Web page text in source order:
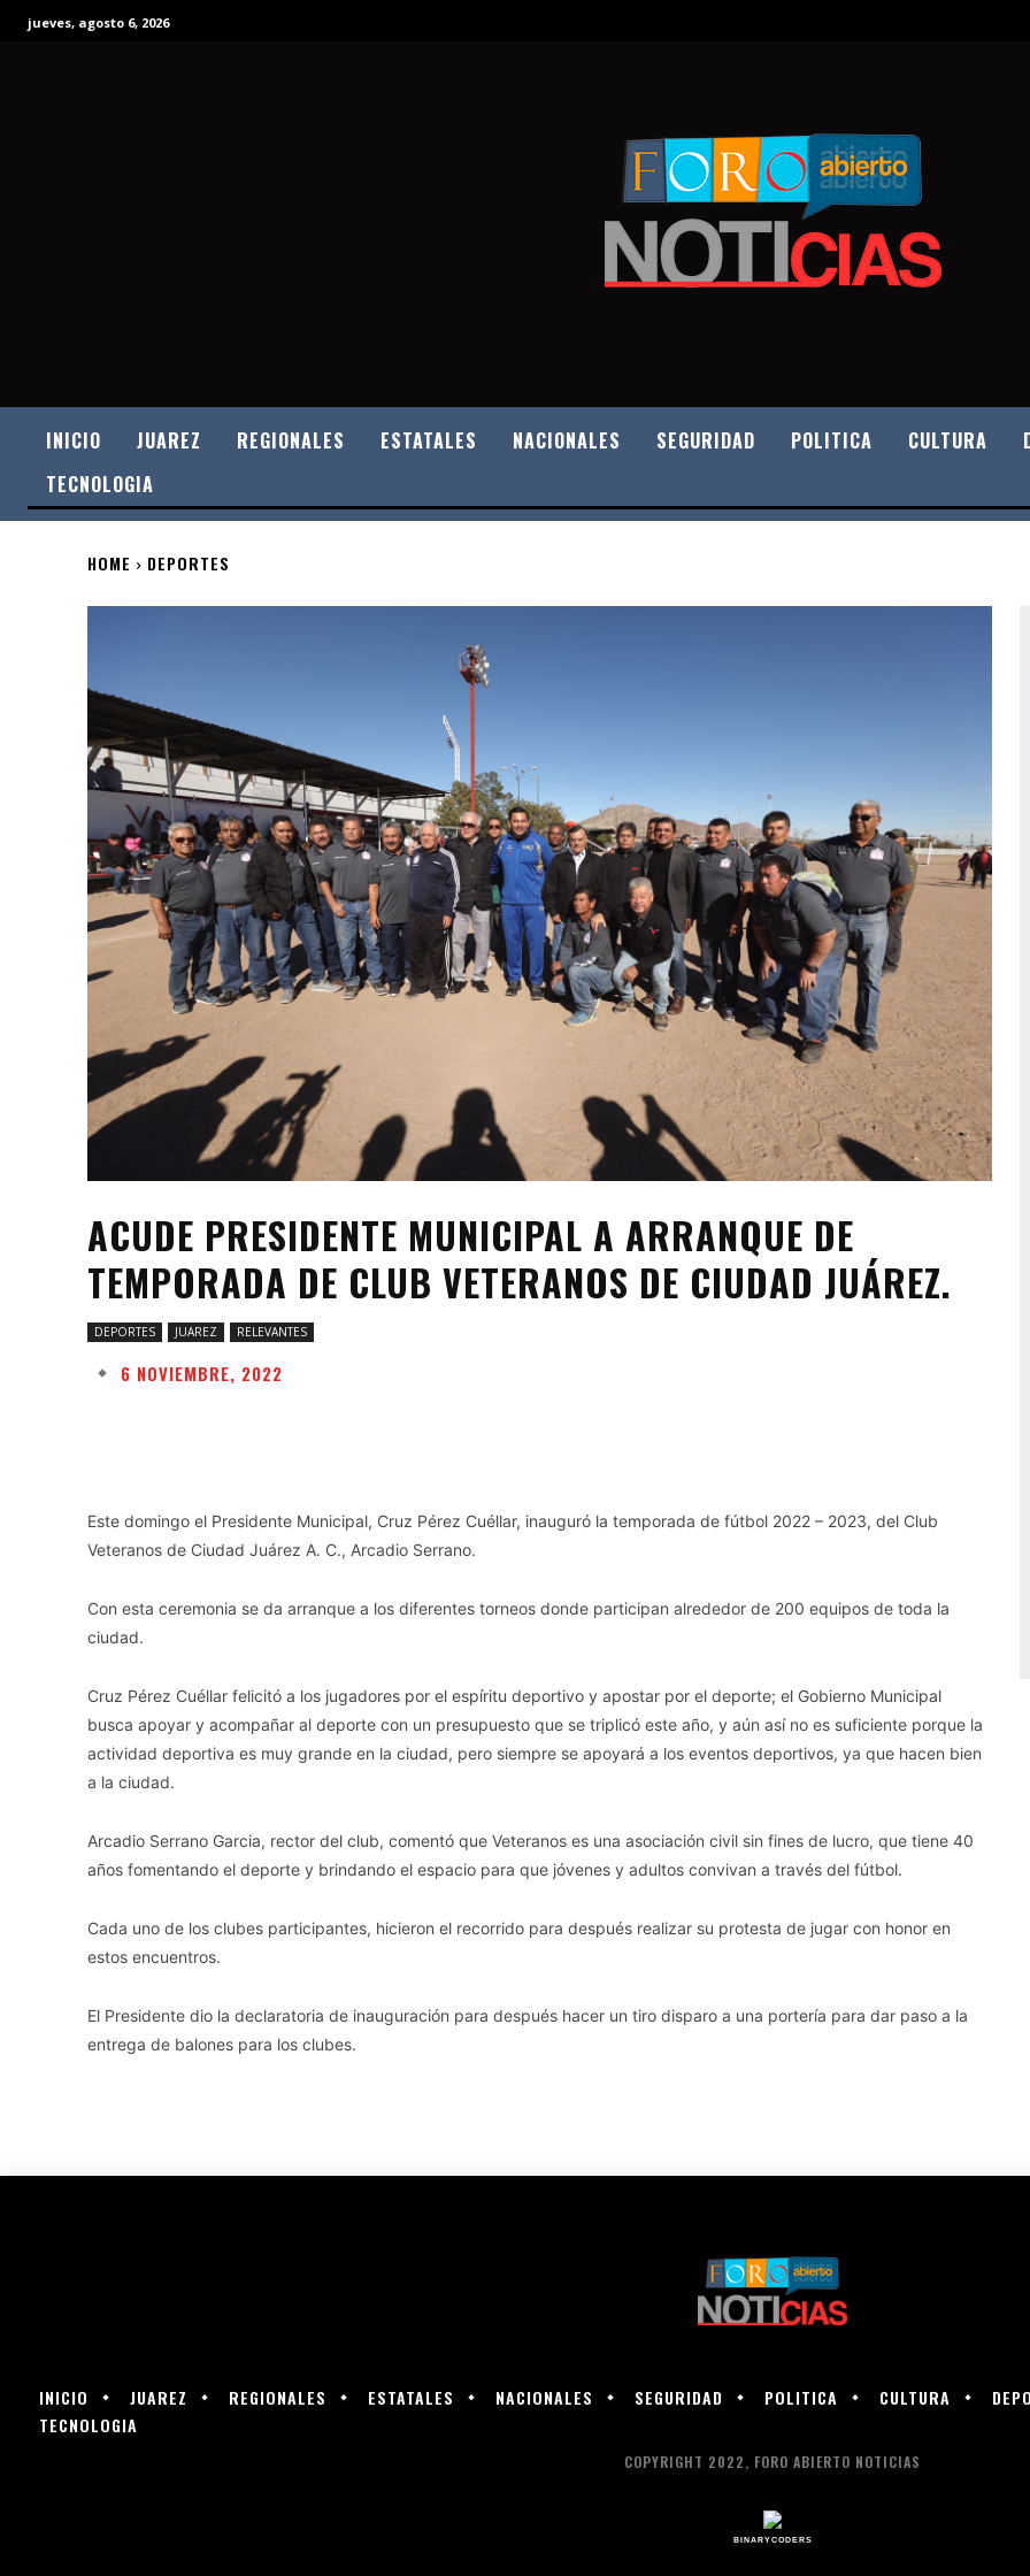
jueves, agosto 6, 2026
INICIO JUAREZ REGIONALES ESTATALES NACIONALES SEGURIDAD POLITICA CULTURA
TECNOLOGIA
HOME DEPORTES
ACUDE PRESIDENTE MUNICIPAL A ARRANQUE DE
TEMPORADA DE CLUB VETERANOS DE CIUDAD JUÁREZ.
DEPORTES JUAREZ RELEVANTES
6 NOVIEMBRE, 2022
Este domingo el Presidente Municipal, Cruz Pérez Cuéllar, inauguró la temporada de fútbol 2022 – 2023, del Club
Veteranos de Ciudad Juárez A. C., Arcadio Serrano.
Con esta ceremonia se da arranque a los diferentes torneos donde participan alrededor de 200 equipos de toda la
ciudad.
Cruz Pérez Cuéllar felicitó a los jugadores por el espíritu deportivo y apostar por el deporte; el Gobierno Municipal
busca apoyar y acompañar al deporte con un presupuesto que se triplicó este año, y aún así no es suficiente porque la
actividad deportiva es muy grande en la ciudad, pero siempre se apoyará a los eventos deportivos, ya que hacen bien
a la ciudad.
Arcadio Serrano Garcia, rector del club, comentó que Veteranos es una asociación civil sin fines de lucro, que tiene 40
años fomentando el deporte y brindando el espacio para que jóvenes y adultos convivan a través del fútbol.
Cada uno de los clubes participantes, hicieron el recorrido para después realizar su protesta de jugar con honor en
estos encuentros.
El Presidente dio la declaratoria de inauguración para después hacer un tiro disparo a una portería para dar paso a la
entrega de balones para los clubes.
INICIO JUAREZ REGIONALES ESTATALES NACIONALES SEGURIDAD POLITICA CULTURA
TECNOLOGIA
COPYRIGHT 2022, FORO ABIERTO NOTICIAS
BINARYCODERS